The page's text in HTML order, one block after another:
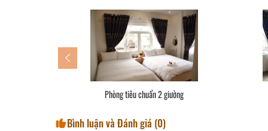
Phòng sang trọng 2 giường
Bình luận và Đánh giá (0)